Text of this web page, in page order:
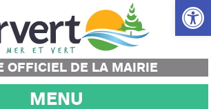
Ouvrir
OFFICIEL DE LA MAIRIE
MENU